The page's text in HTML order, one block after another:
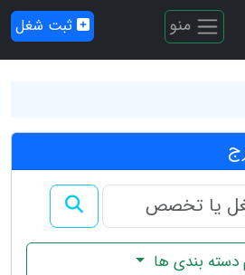
منو ثبت شغل
دسته بندی ها